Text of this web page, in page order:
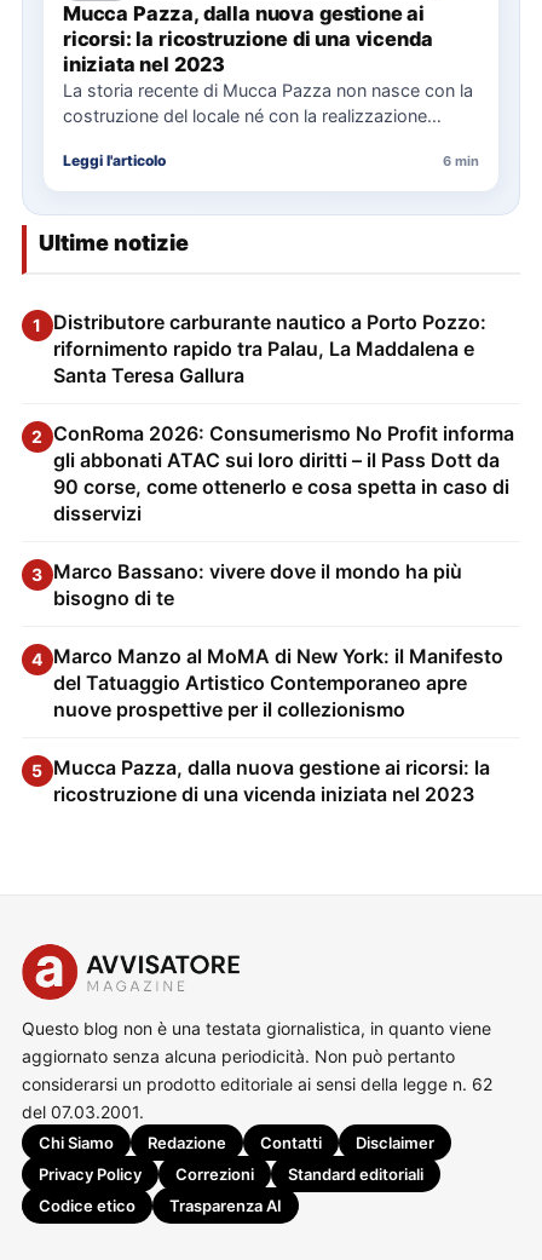
Mucca Pazza, dalla nuova gestione ai
ricorsi: la ricostruzione di una vicenda
iniziata nel 2023
La storia recente di Mucca Pazza non nasce con la
costruzione del locale né con la realizzazione
Leggi l'articolo 6 min
Ultime notizie
1
Distributore carburante nautico a Porto Pozzo:
rifornimento rapido tra Palau, La Maddalena e
Santa Teresa Gallura
2 ConRoma 2026: Consumerismo No Profit informa
gli abbonati ATAC sui loro diritti – il Pass Dott da
90 corse, come ottenerlo e cosa spetta in caso di
disservizi
3 Marco Bassano: vivere dove il mondo ha più
bisogno di te
4 Marco Manzo al MoMA di New York: il Manifesto
del Tatuaggio Artistico Contemporaneo apre
nuove prospettive per il collezionismo
5 Mucca Pazza, dalla nuova gestione ai ricorsi: la
ricostruzione di una vicenda iniziata nel 2023
Questo blog non è una testata giornalistica, in quanto viene
aggiornato senza alcuna periodicità. Non può pertanto
considerarsi un prodotto editoriale ai sensi della legge n. 62
del 07.03.2001.
Chi Siamo Redazione Contatti
Disclaimer
Privacy Policy
Correzioni
Standard editoriali
Codice etico
Trasparenza AI